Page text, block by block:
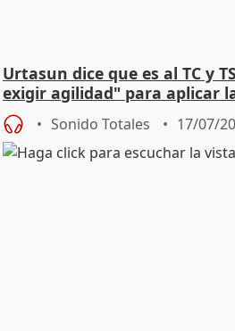
Urtasun dice que es al TC y
exigir agilidad" para aplicar
Sonido Totales 17/07/